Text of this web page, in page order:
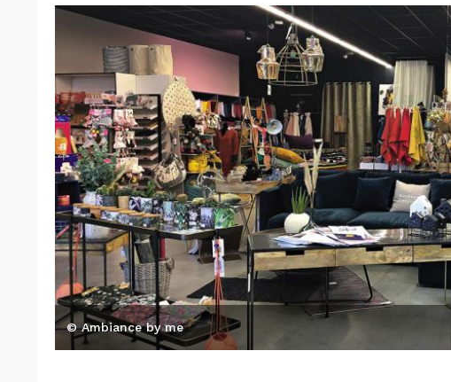
© Ambiance by me